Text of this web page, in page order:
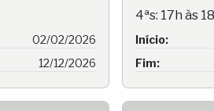
02/02/2026
12/12/2026
4ªs: 17h às
Início:
Fim: